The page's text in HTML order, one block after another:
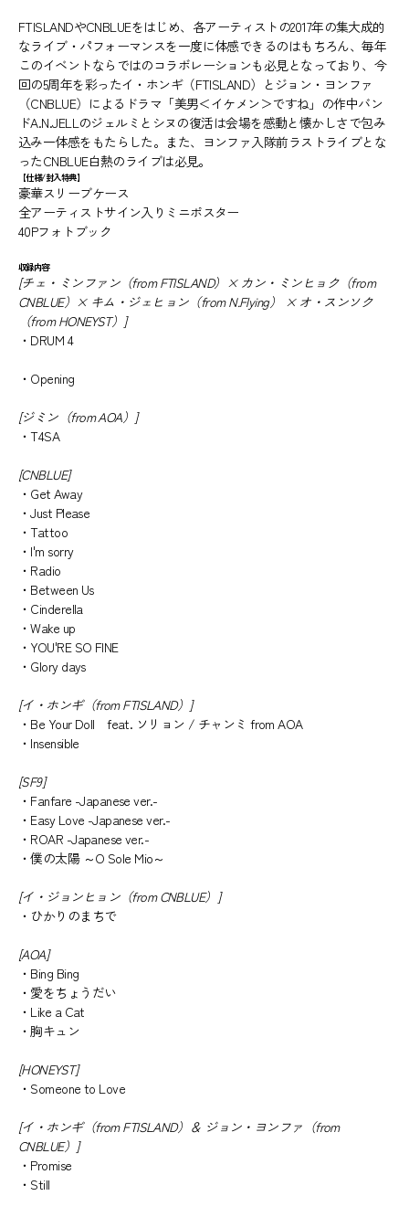
FTISLANDやCNBLUEをはじめ、各アーティストの2017年の集大成的
なライブ・パフォーマンスを一度に体感できるのはもちろん、毎年
このイベントならではのコラボレーションも必見となっており、今
回の5周年を彩ったイ・ホンギ（FTISLAND）とジョン・ヨンファ
（CNBLUE）によるドラマ「美男＜イケメン＞ですね」の作中バン
ドA.N.JELLのジェルミとシヌの復活は会場を感動と懐かしさで包み
込み一体感をもたらした。また、ヨンファ入隊前ラストライブとな
ったCNBLUE白熱のライブは必見。
【仕様/封入特典】
豪華スリーブケース
全アーティストサイン入りミニポスター
40Pフォトブック
収録内容
[チェ・ミンファン（from FTISLAND）× カン・ミンヒョク（from
CNBLUE）× キム・ジェヒョン（from N.Flying） × オ・スンソク
（from HONEYST）]
・DRUM 4
・Opening
[ジミン（from AOA）]
・T4SA
[CNBLUE]
・Get Away
・Just Please
・Tattoo
・I'm sorry
・Radio
・Between Us
・Cinderella
・Wake up
・YOU'RE SO FINE
・Glory days
[イ・ホンギ（from FTISLAND）]
・Be Your Doll feat. ソリョン / チャンミ from AOA
・Insensible
[SF9]
・Fanfare -Japanese ver.-
・Easy Love -Japanese ver.-
・ROAR -Japanese ver.-
・僕の太陽 ～O Sole Mio～
[イ・ジョンヒョン（from CNBLUE）]
・ひかりのまちで
[AOA]
・Bing Bing
・愛をちょうだい
・Like a Cat
・胸キュン
[HONEYST]
・Someone to Love
[イ・ホンギ（from FTISLAND）＆ ジョン・ヨンファ（from
CNBLUE）]
・Promise
・Still